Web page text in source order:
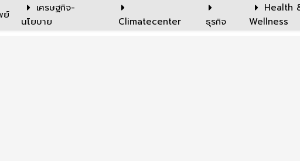
ย์
เศรษฐกิจ-
นโยบาย
Climatecenter ธุรกิจ
Health
Wellness